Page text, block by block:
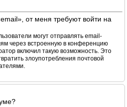
от меня требуют войти на
могут отправлять email-
через встроенную в конференцию
включил такую возможность. Это
злоупотребления почтовой